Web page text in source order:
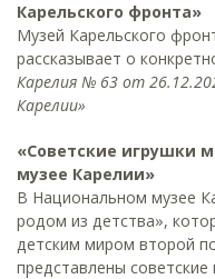
Карельского фронта»
Музей Карельского
рассказывает о
Карелия № 63 от
Карелии»
«Советские игрушки
музее Карелии»
В Национальном музее
родом из детства»,
детским миром второй
представлены